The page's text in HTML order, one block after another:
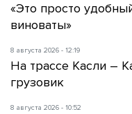
«Это просто
виноваты»
8 августа 2026 - 12:19
На трассе Касли –
грузовик
8 августа 2026 - 10:52